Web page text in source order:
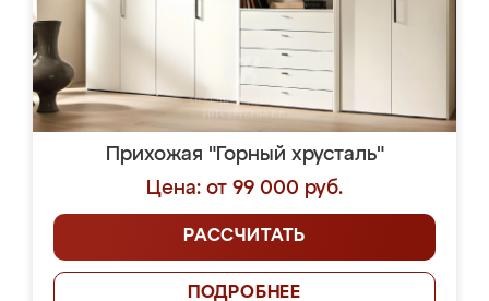
Прихожая "Горный хрусталь"
Цена: от 99 000 руб.
РАССЧИТАТЬ
ПОДРОБНЕЕ